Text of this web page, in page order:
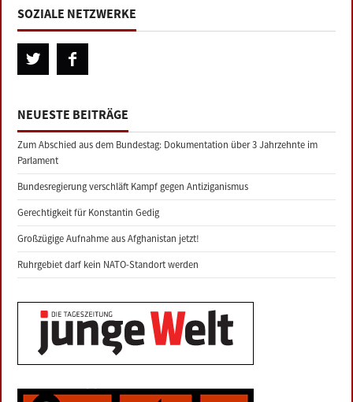
SOZIALE NETZWERKE
NEUESTE BEITRÄGE
Zum Abschied aus dem Bundestag: Dokumentation über 3 Jahrzehnte im
Parlament
Bundesregierung verschläft Kampf gegen Antiziganismus
Gerechtigkeit für Konstantin Gedig
Großzügige Aufnahme aus Afghanistan jetzt!
Ruhrgebiet darf kein NATO-Standort werden